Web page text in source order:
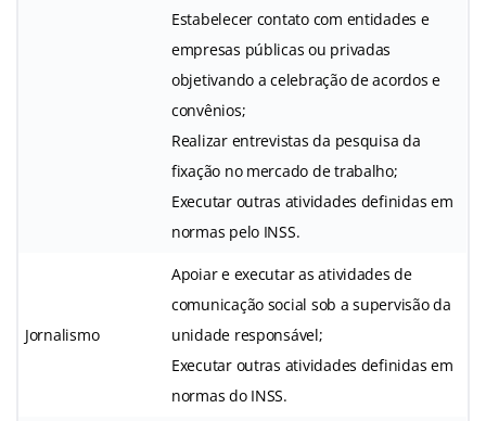
Estabelecer contato com entidades e
empresas públicas ou privadas
objetivando a celebração de acordos e
convênios;
Realizar entrevistas da pesquisa da
fixação no mercado de trabalho;
Executar outras atividades definidas em
normas pelo INSS.
Jornalismo
Apoiar e executar as atividades de
comunicação social sob a supervisão da
unidade responsável;
Executar outras atividades definidas em
normas do INSS.